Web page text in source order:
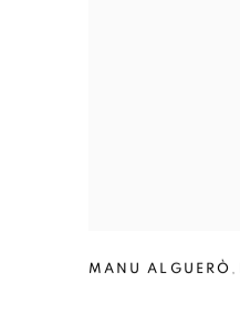
MANU ALGUERÒ